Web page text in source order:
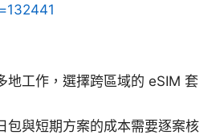
地工作，選擇跨區域的 eSIM 套
包與短期方案的成本需要逐案核